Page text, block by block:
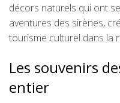
décors naturels qui ont
aventures des sirènes,
tourisme culturel dans la
Les souvenirs
entier